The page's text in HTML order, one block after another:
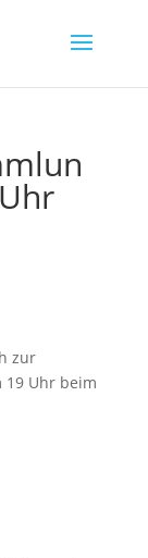
zur
19 Uhr beim